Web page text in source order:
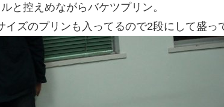
と控えめながらバケツプリン。
イズのプリンも入ってるので2段にして盛っ